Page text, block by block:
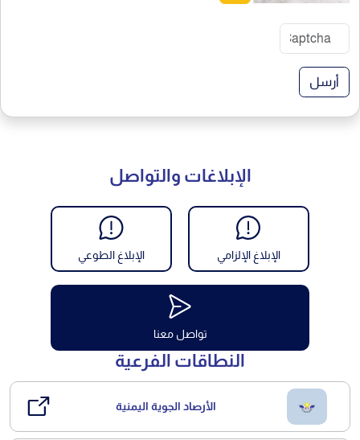
أرسل
الإبلاغات والتواصل
الإبلاغ الإلزامي الإبلاغ الطوعي
تواصل معنا
النطاقات الفرعية
الأرصاد الجوية اليمنية